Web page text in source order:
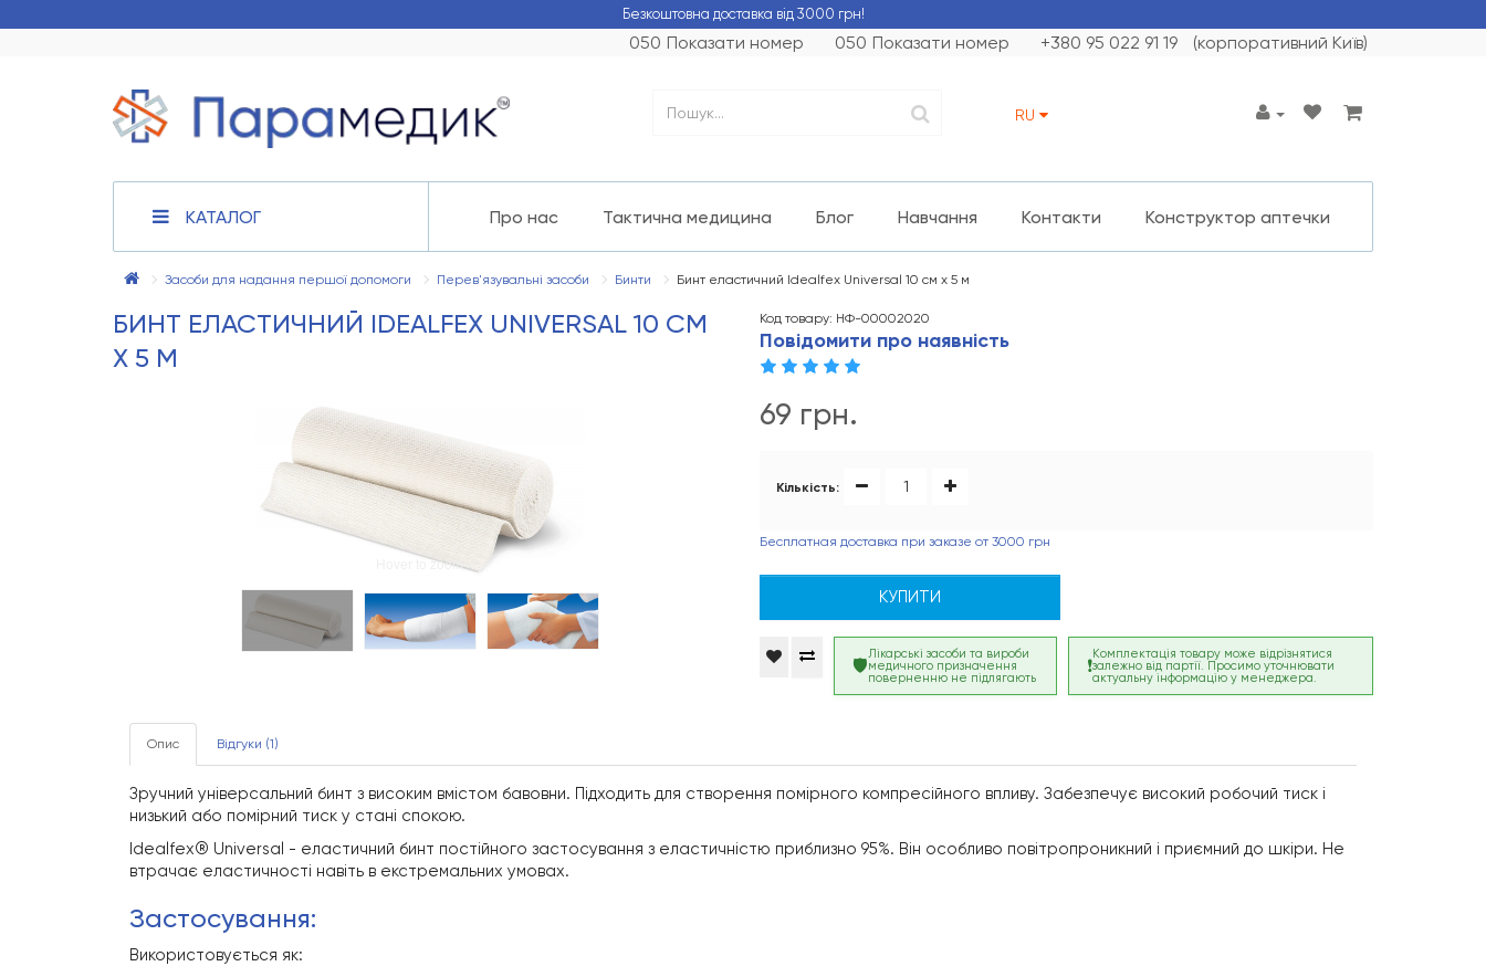
Безкоштовна доставка від 3000 грн!
050 Показати номер 050 Показати номер +380 95 022 91 19 (корпоративний Київ)
RU
КАТАЛОГ Про нас Тактична медицина Блог Навчання Контакти Конструктор аптечки
Засоби для надання першої допомоги Перев'язувальні засоби Бинти Бинт еластичний Idealfex Universal 10 см х 5 м
БИНТ ЕЛАСТИЧНИЙ IDEALFEX UNIVERSAL 10 СМ
Х 5 М
Hover to zoom
Код товару: НФ-00002020
Повідомити про наявність
69 грн.
Кількість:
Бесплатная доставка при заказе от 3000 грн
КУПИТИ
Лікарські засоби та вироби
медичного призначення
поверненню не підлягають
Комплектація товару може відрізнятися
залежно від партії. Просимо уточнювати
актуальну інформацію у менеджера.
Опис Відгуки (1)
Зручний універсальний бинт з високим вмістом бавовни. Підходить для створення помірного компресійного впливу. Забезпечує високий робочий тиск і
низький або помірний тиск у стані спокою.
Idealfex® Universal - еластичний бинт постійного застосування з еластичністю приблизно 95%. Він особливо повітропроникний і приємний до шкіри. Не
втрачає еластичності навіть в екстремальних умовах.
застосування:
Використовується як: